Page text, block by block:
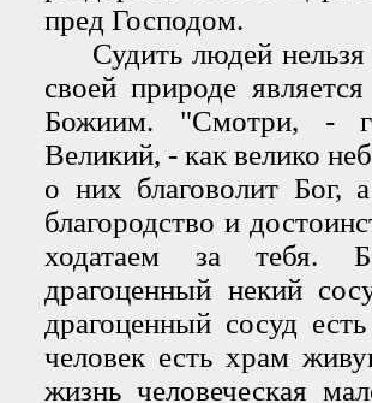
пред Господом.
Судить людей нельзя
своей природе
Божиим. "Смотри, -
Великий, - как велико
о них благоволит Бог,
благородство и
ходатаем за тебя.
драгоценный некий
драгоценный сосуд
человек есть храм
жизнь человеческая